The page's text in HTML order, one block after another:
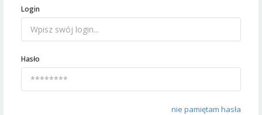
Login
Hasło
nie pamiętam hasła